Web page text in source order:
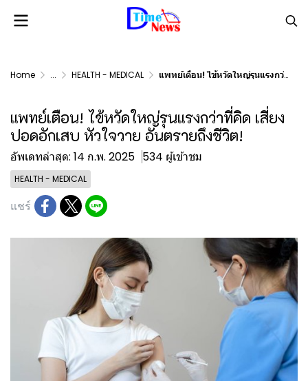
Home ... HEALTH - MEDICAL แพทย์เตือน! ไข้หวัดใหญ่รุนแรงกว่าที่คิด เสี่ยงปอดอักเสบ หัวใจวาย อันตรายถึงชีวิต!
แพทย์เตือน! ไข้หวัดใหญ่รุนแรงกว่าที่คิด เสี่ยง
ปอดอักเสบ หัวใจวาย อันตรายถึงชีวิต!
อัพเดทล่าสุด: 14 ก.พ. 2025 534 ผู้เข้าชม
HEALTH - MEDICAL
แชร์